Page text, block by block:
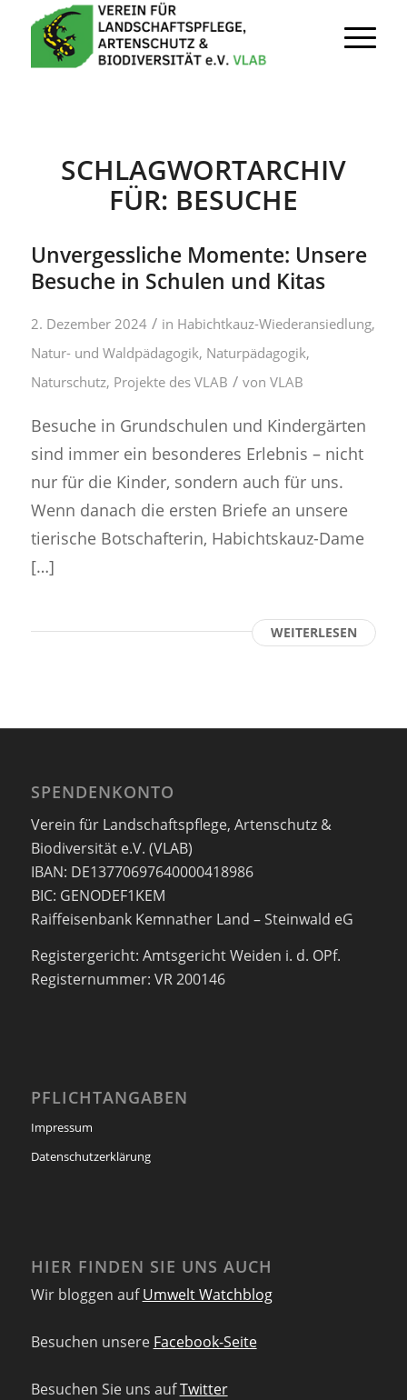
SCHLAGWORTARCHIV
FÜR: BESUCHE
Unvergessliche Momente: Unsere
Besuche in Schulen und Kitas
2. Dezember 2024 / in Habichtkauz-Wiederansiedlung,
Natur- und Waldpädagogik, Naturpädagogik,
Naturschutz, Projekte des VLAB / von VLAB
Besuche in Grundschulen und Kindergärten
sind immer ein besonderes Erlebnis – nicht
nur für die Kinder, sondern auch für uns.
Wenn danach die ersten Briefe an unsere
tierische Botschafterin, Habichtskauz-Dame
[…]
WEITERLESEN
SPENDENKONTO
Verein für Landschaftspflege, Artenschutz &
Biodiversität e.V. (VLAB)
IBAN: DE13770697640000418986
BIC: GENODEF1KEM
Raiffeisenbank Kemnather Land – Steinwald eG
Registergericht: Amtsgericht Weiden i. d. OPf.
Registernummer: VR 200146
PFLICHTANGABEN
Impressum
Datenschutzerklärung
HIER FINDEN SIE UNS AUCH
Wir bloggen aufUmwelt Watchblog
Besuchen unsere Facebook-Seite
Besuchen Sie uns aufTwitter